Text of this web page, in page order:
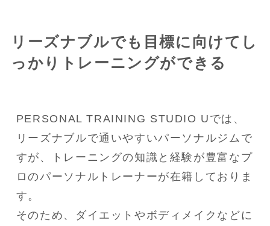
リーズナブルでも目標に向けてし
っかりトレーニングができる
PERSONAL TRAINING STUDIO Uでは、
リーズナブルで通いやすいパーソナルジムで
すが、トレーニングの知識と経験が豊富なプ
ロのパーソナルトレーナーが在籍しておりま
す。
そのため、ダイエットやボディメイクなどに